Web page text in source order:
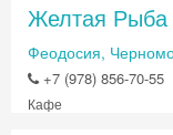
Желтая Рыба
Феодосия,
+7 (978) 856-70-55
Кафе